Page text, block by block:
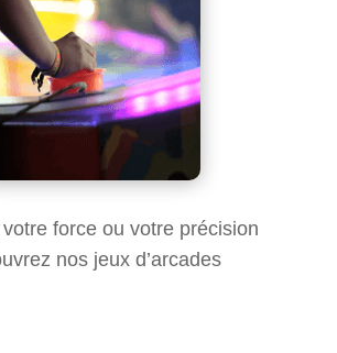
force ou votre précision
nos jeux d’arcades